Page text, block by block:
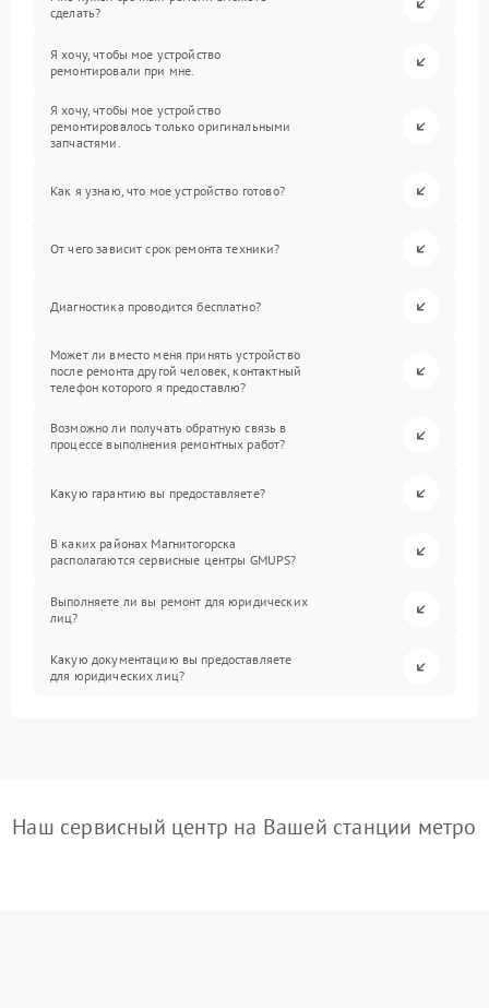
сделать?
Я хочу, чтобы мое устройство
ремонтировали при мне.
Я хочу, чтобы мое устройство
ремонтировалось только оригинальными
запчастями.
Как я узнаю, что мое устройство готово?
От чего зависит срок ремонта техники?
Диагностика проводится бесплатно?
Может ли вместо меня принять устройство
после ремонта другой человек, контактный
телефон которого я предоставлю?
Возможно ли получать обратную связь в
процессе выполнения ремонтных работ?
Какую гарантию вы предоставляете?
В каких районах Магнитогорска
располагаются сервисные центры GMUPS?
Выполняете ли вы ремонт для юридических
лиц?
Какую документацию вы предоставляете
для юридических лиц?
Наш сервисный центр на Вашей станции метро